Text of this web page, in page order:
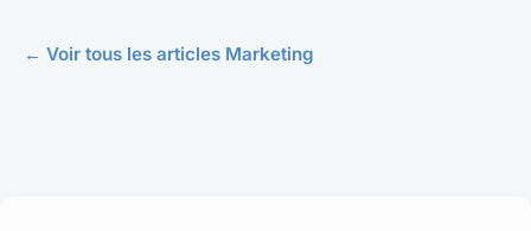
← Voir tous les articles Marketing